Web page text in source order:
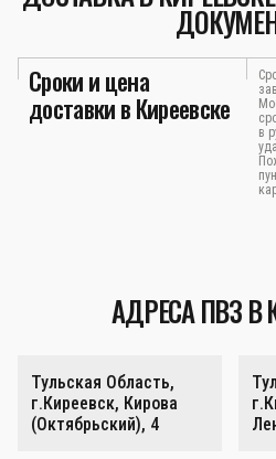
Сроки и цена
доставки в Киреевске
в
АДРЕСА ПВЗ В
Тульская Область,
г.Киреевск, Кирова
(Октябрьский), 4